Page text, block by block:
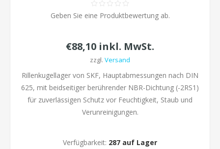
Geben Sie eine Produktbewertung ab.
€88,10 inkl. MwSt.
zzgl. Versand
Rillenkugellager von SKF, Hauptabmessungen nach DIN
625, mit beidseitiger berührender NBR-Dichtung (-2RS1)
für zuverlässigen Schutz vor Feuchtigkeit, Staub und
Verunreinigungen.
Verfügbarkeit: 287 auf Lager